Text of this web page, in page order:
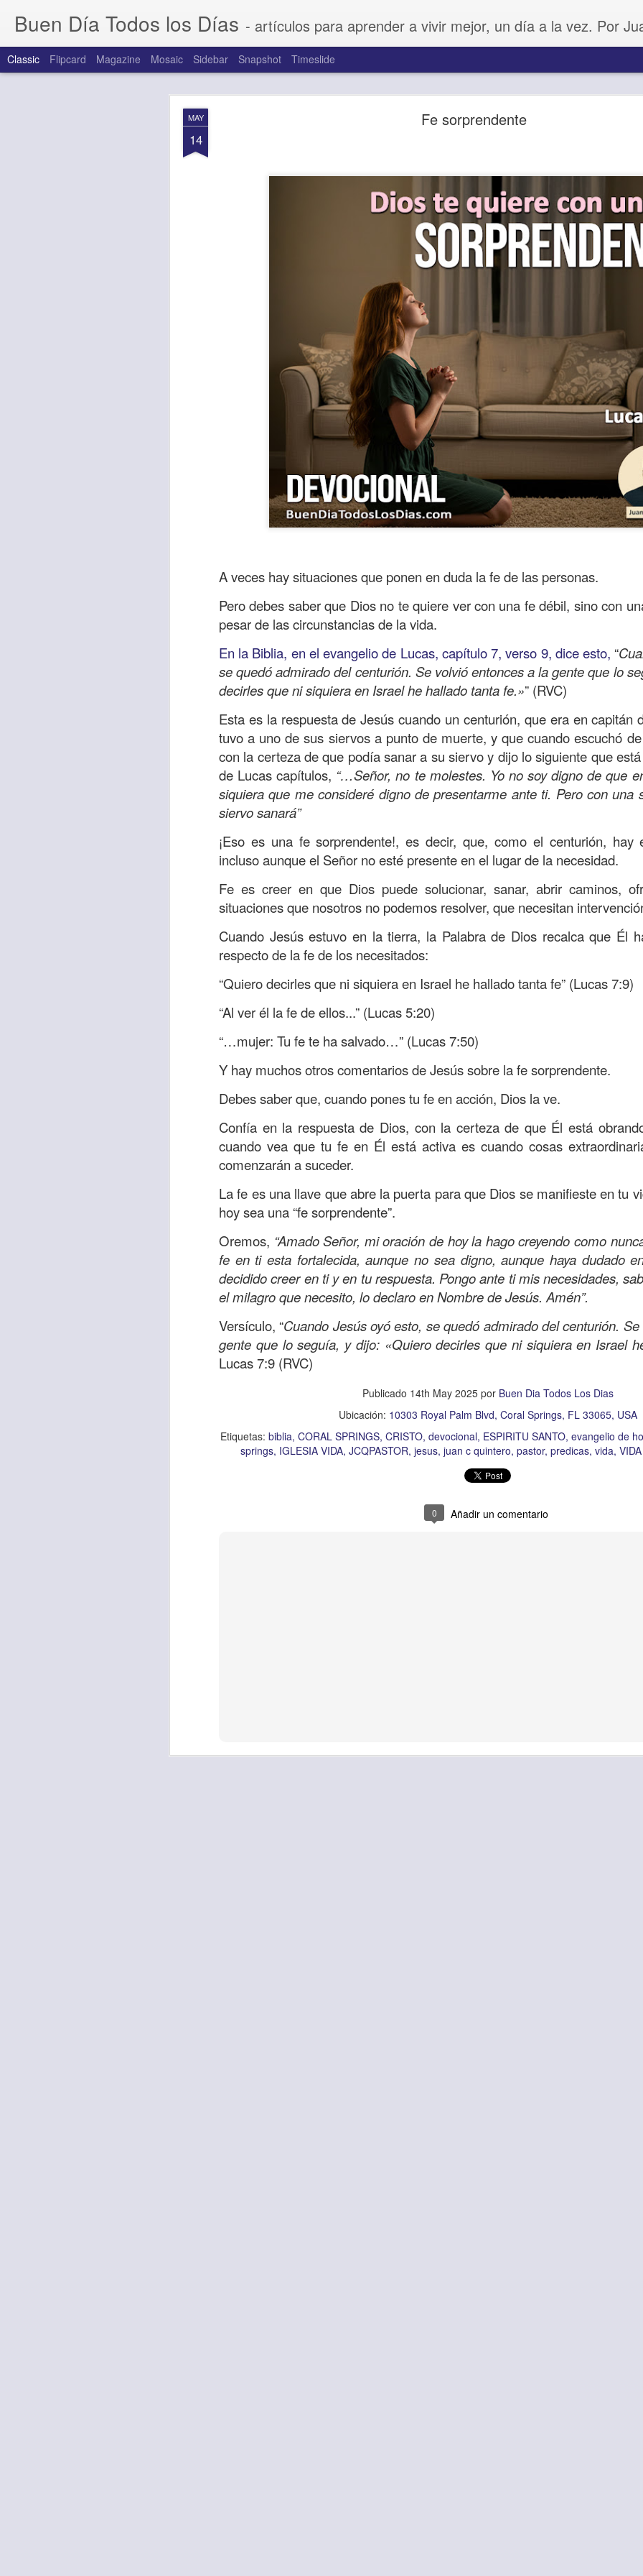
MAY
14
Fe sorprendente
A veces hay situaciones que ponen en duda la fe de las personas.
Pero debes saber que Dios no te quiere ver con una fe débil, sino con
pesar de las circunstancias de la vida.
En la Biblia, en el evangelio de Lucas, capítulo 7, verso 9, dice esto, “
se quedó admirado del centurión. Se volvió entonces a la gente que lo
decirles que ni siquiera en Israel he hallado tanta fe.»” (RVC)
Esta es la respuesta de Jesús cuando un centurión, que era en capitán
tuvo a uno de sus siervos a punto de muerte, y que cuando escuchó
con la certeza de que podía sanar a su siervo y dijo lo siguiente que
de Lucas capítulos, “…Señor, no te molestes. Yo no soy digno de que
siquiera que me consideré digno de presentarme ante ti. Pero con una
siervo sanará”
¡Eso es una fe sorprendente!, es decir, que, como el centurión, hay
incluso aunque el Señor no esté presente en el lugar de la necesidad.
Fe es creer en que Dios puede solucionar, sanar, abrir caminos,
situaciones que nosotros no podemos resolver, que necesitan
Cuando Jesús estuvo en la tierra, la Palabra de Dios recalca que Él
respecto de la fe de los necesitados:
“Quiero decirles que ni siquiera en Israel he hallado tanta fe” (Lucas 7:9)
“Al ver él la fe de ellos...” (Lucas 5:20)
“…mujer: Tu fe te ha salvado…” (Lucas 7:50)
Y hay muchos otros comentarios de Jesús sobre la fe sorprendente.
Debes saber que, cuando pones tu fe en acción, Dios la ve.
Confía en la respuesta de Dios, con la certeza de que Él está
cuando vea que tu fe en Él está activa es cuando cosas
comenzarán a suceder.
La fe es una llave que abre la puerta para que Dios se manifieste en tu
hoy sea una “fe sorprendente”.
Oremos, “Amado Señor, mi oración de hoy la hago creyendo como
fe en ti esta fortalecida, aunque no sea digno, aunque haya dudado
decidido creer en ti y en tu respuesta. Pongo ante ti mis necesidades,
el milagro que necesito, lo declaro en Nombre de Jesús. Amén”.
Versículo, “Cuando Jesús oyó esto, se quedó admirado del centurión.
gente que lo seguía, y dijo: «Quiero decirles que ni siquiera en Israel
Lucas 7:9 (RVC)
Publicado 14th May 2025 por Buen Dia Todos Los Dias
Ubicación: 10303 Royal Palm Blvd, Coral Springs, FL 33065, USA
Etiquetas: biblia CORAL SPRINGS CRISTO devocional ESPIRITU SANTO evangelio de
springs IGLESIA VIDA JCQPASTOR jesus juan c quintero pastor predicas vida
0 Añadir un comentario
Buen Día Todos los Días - artículos para aprender a vivir mejor, un día a la vez. Por
Classic Flipcard Magazine Mosaic Sidebar Snapshot Timeslide
Buenos Samaritanos
Con el paso de los años pareciera que el común de las personas
al espíritu de egoísmo, creando una brecha que separa a unos de los
sostiene Jesús con un“intérprete de la ley”, quien lo cuestiona sobre
cuando le había este hombre dicho que lo que hay que hacer para
cumplir lo que está escrito, y dijo:“Amarás al Señor tu Dios con todo tu
alma, y con todas tus fuerzas, y con toda tu mente; y a tu prójimo como
10:27).
Pero cuando el hombre cuestionó a Jesús sobre el prójimo, el Señor le
lo hizo para que el estado de su corazón se pusiera en evidencia. La
parábola nos cuestiona también profundamente sobre el estado de
tiempo.
El Señor quiere que amemos y que seamos respuesta para las
sufriendo. Pero las preguntas que surgen son:¿has pasado por
necesidad y no te has detenido a ayudar?; ¿conoces a alguien
dificultades y te haces el de la vista gorda o el de los oídos sordos?
Te motivo para que leas esta parábola completa en el evangelio de
del 25 al 37.
Allí, el hombre samaritano es el único que responde ante la necesidad
sensibles y misericordiosos ante la necesidad de los demás, pero estos
solo un hombre que se suponía no iba a ser el que mostrara el amor y
que respondió ante la necesidad.
Los cristianos deberíamos ser los primeros en mostrar la bondad,
generosidad con aquellos que están en necesidad, dando de lo que
nos sobra; ayudando con lo que sabemos, no con evasivas;
obligación.
Que esta reflexión de hoy sea la que abra las puertas de tu corazón
necesitado y que la insensibilidad de la cultura actual no te lleve a vivir
miles de millones de personas en necesidad, que incluso muchos de
de ti, y tal vez o no los has visto, o los has ignorado.
Oremos“Amado Padre celestial, hoy reconozco que he estado viviendo
intereses, que me he olvidado de los demás que están en necesidad.
perdón por mi insensibilidad ante el dolor del “prójimo”. Te pido Señor
redarguya mi corazón cuando alguien tenga necesidad para poder
dar y servir sin esperar nada a cambio, lo pido en el Nombre de Jesús,
Publicado 3 hours agopor
Buen Dia Todos Los Dias
Ubicación:
10303 Royal Palm Blvd, Coral Springs, FL 33065, USA
Etiquetas:
biblia CRISTO devocional ESPÍRITU SANTO iglesia iglesia de coral springs
worship center JCQPASTOR JESÚS juan c quintero pastor pastor quintero vida
0 Añadir un comentario